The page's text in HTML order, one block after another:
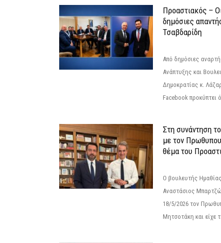
Προαστιακός –
δημόσιες
Τσαβδαρίδη
Από δημόσιες
Ανάπτυξης και
Δημοκρατίας κ.
Facebook προκύπτει
Στη συνάντηση
με τον
θέμα του
Ο βουλευτής
Αναστάσιος
18/5/2026 τον
Μητσοτάκη και είχε